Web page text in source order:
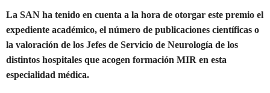
La SAN ha tenido en cuenta a la hora de otorgar este premio el
expediente académico, el número de publicaciones científicas o
la valoración de los Jefes de Servicio de Neurología de los
distintos hospitales que acogen formación MIR en esta
especialidad médica.